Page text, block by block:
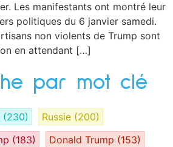
Les manifestants ont montré leur
politiques du 6 janvier samedi.
non violents de Trump sont
en attendant […]
par mot clé
(230) Russie (200)
(183) Donald Trump (153)